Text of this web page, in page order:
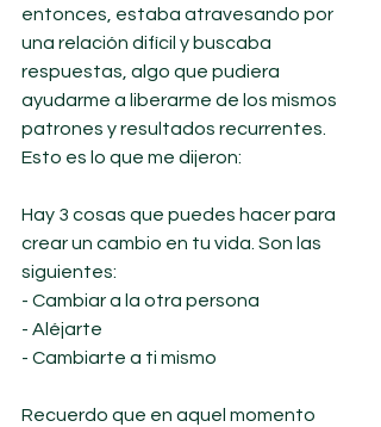
entonces, estaba atravesando por
una relación difícil y buscaba
respuestas, algo que pudiera
ayudarme a liberarme de los mismos
patrones y resultados recurrentes.
Esto es lo que me dijeron:
Hay 3 cosas que puedes hacer para
crear un cambio en tu vida. Son las
siguientes:
- Cambiar a la otra persona
- Aléjarte
- Cambiarte a ti mismo
Recuerdo que en aquel momento